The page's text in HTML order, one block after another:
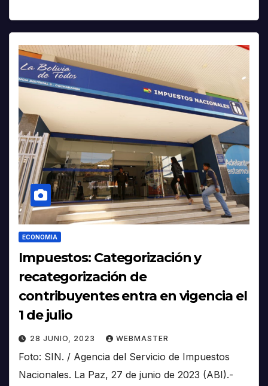
ECONOMIA
Impuestos: Categorización y
recategorización de
contribuyentes entra en vigencia el
1 de julio
28 JUNIO, 2023 WEBMASTER
Foto: SIN. / Agencia del Servicio de Impuestos
Nacionales. La Paz, 27 de junio de 2023 (ABI).-